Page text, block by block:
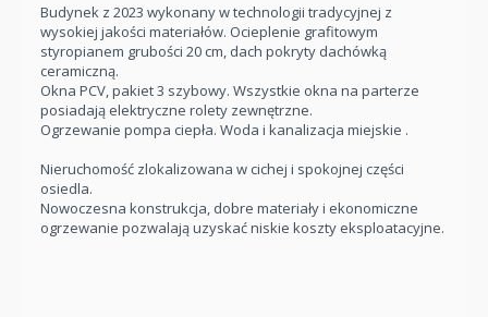
Budynek z 2023 wykonany w technologii tradycyjnej z
wysokiej jakości materiałów. Ocieplenie grafitowym
styropianem grubości 20 cm, dach pokryty dachówką
ceramiczną.
Okna PCV, pakiet 3 szybowy. Wszystkie okna na parterze
posiadają elektryczne rolety zewnętrzne.
Ogrzewanie pompa ciepła. Woda i kanalizacja miejskie .
Nieruchomość zlokalizowana w cichej i spokojnej części
osiedla.
Nowoczesna konstrukcja, dobre materiały i ekonomiczne
ogrzewanie pozwalają uzyskać niskie koszty eksploatacyjne.